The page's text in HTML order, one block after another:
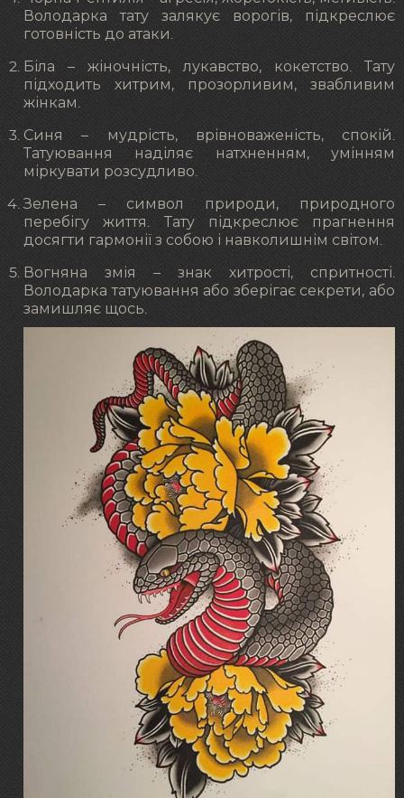
Володарка тату залякує ворогів, підкреслює
готовність до атаки.
Біла – жіночність, лукавство, кокетство. Тату
підходить хитрим, прозорливим, звабливим
жінкам.
Синя – мудрість, врівноваженість, спокій.
Татуювання наділяє натхненням, умінням
міркувати розсудливо.
Зелена – символ природи, природного
перебігу життя. Тату підкреслює прагнення
досягти гармонії з собою і навколишнім світом.
Вогняна змія – знак хитрості, спритності.
Володарка татуювання або зберігає секрети, або
замишляє щось.